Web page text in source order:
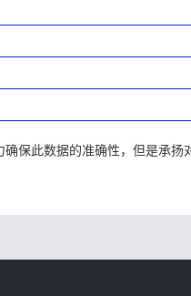
保此数据的准确性，但是承